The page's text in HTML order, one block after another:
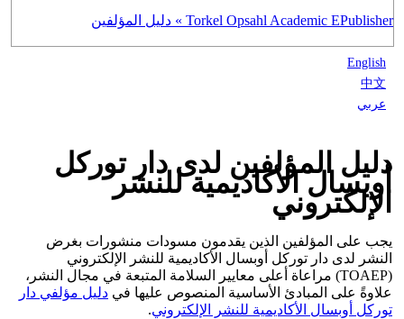
Torkel Opsahl Academic EPublisher » دليل المؤلفين
English
中文
عربي
دليل المؤلفين لدى دار توركل
أوبسال الأكاديمية للنشر
الإلكتروني
يجب على المؤلفين الذين يقدمون مسودات منشورات بغرض
النشر لدى دار توركل أوبسال الأكاديمية للنشر الإلكتروني
(TOAEP) مراعاة أعلى معايير السلامة المتبعة في مجال النشر،
علاوةً على المبادئ الأساسية المنصوص عليها في دليل مؤلفي دار
توركل أوبسال الأكاديمية للنشر الإلكتروني.